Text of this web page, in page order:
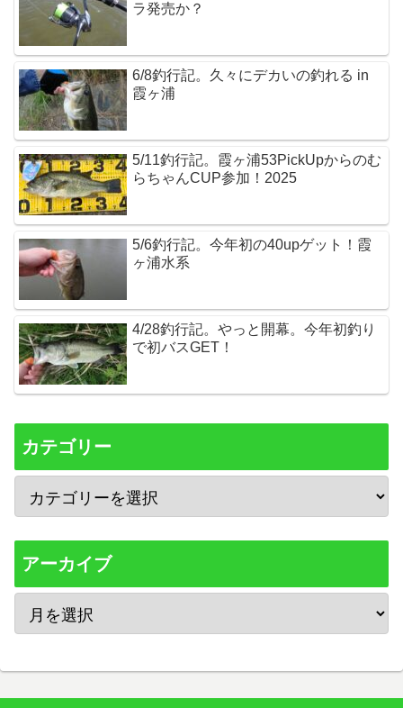
ラ発売か？
6/8釣行記。久々にデカいの釣れる in
霞ヶ浦
5/11釣行記。霞ヶ浦53PickUpからのむ
らちゃんCUP参加！2025
5/6釣行記。今年初の40upゲット！霞
ヶ浦水系
4/28釣行記。やっと開幕。今年初釣り
で初バスGET！
カテゴリー
アーカイブ